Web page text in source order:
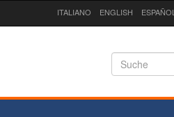
ITALIANO ENGLISH ESPAÑOL